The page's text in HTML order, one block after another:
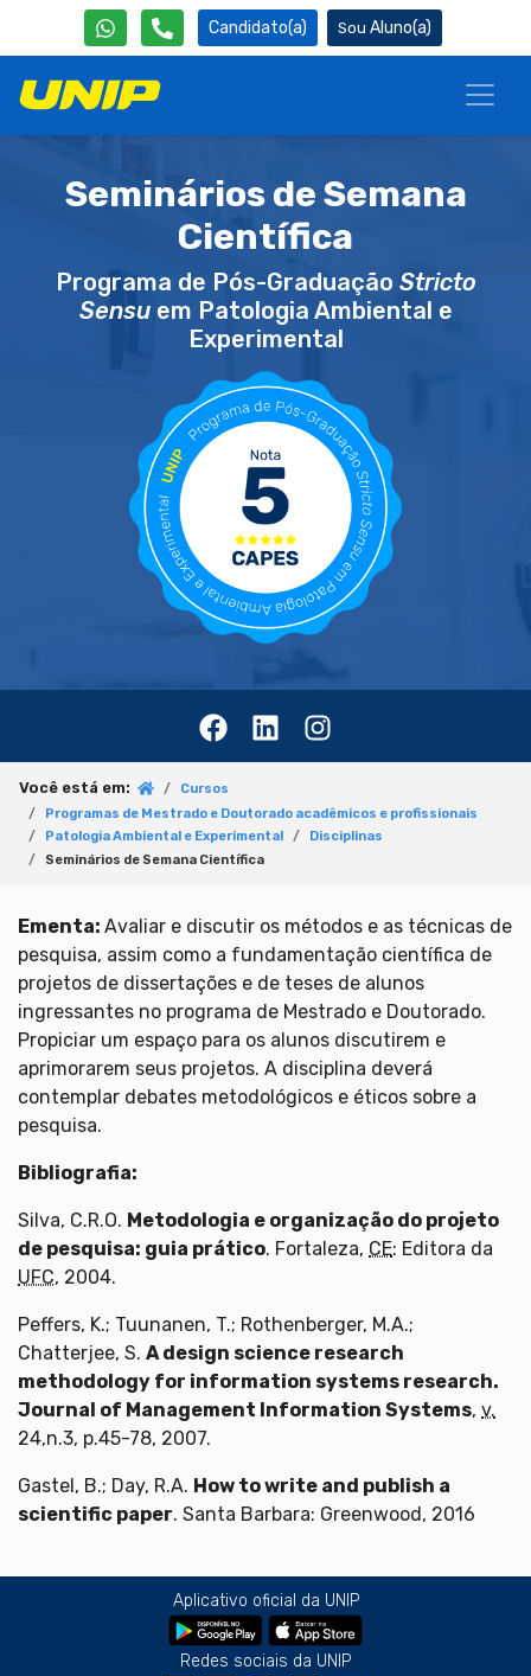
Candidato(a) Aluno(a)
Seminários de Semana
Científica
Programa de Pós-Graduação Stricto
Sensuem Patologia Ambiental e
Experimental
Você está em:
Cursos
Programas de Mestrado e Doutorado acadêmicos e profissionais
Patologia Ambiental e Experimental
Disciplinas
Seminários de Semana Científica
Ementa: Avaliar e discutir os métodos e as técnicas de
pesquisa, assim como a fundamentação científica de
projetos de dissertações e de teses de alunos
ingressantes no programa de Mestrado e Doutorado.
Propiciar um espaço para os alunos discutirem e
aprimorarem seus projetos. A disciplina deverá
contemplar debates metodológicos e éticos sobre a
pesquisa.
Bibliografia:
Silva, C.R.O. Metodologia e organização do projeto
de pesquisa: guia prático. Fortaleza, CE: Editora da
UFC, 2004.
Peffers, K.; Tuunanen, T.; Rothenberger, M.A.;
Chatterjee, S. A design science research
methodology for information systems research.
Journal of Management Information Systems, v.
24,n.3, p.45-78, 2007.
Gastel, B.; Day, R.A. How to write and publish a
scientific paper. Santa Barbara: Greenwood, 2016
Aplicativo oficial da UNIP
Redes sociais da UNIP